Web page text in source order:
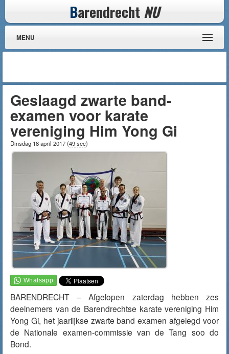
Barendrecht NU
MENU
Geslaagd zwarte band-
examen voor karate
vereniging Him Yong Gi
Dinsdag 18 april 2017(49 sec)
BARENDRECHT – Afgelopen zaterdag hebben zes
deelnemers van de Barendrechtse karate vereniging Him
Yong Gi, het jaarlijkse zwarte band examen afgelegd voor
de Nationale examen-commissie van de Tang soo do
Bond.